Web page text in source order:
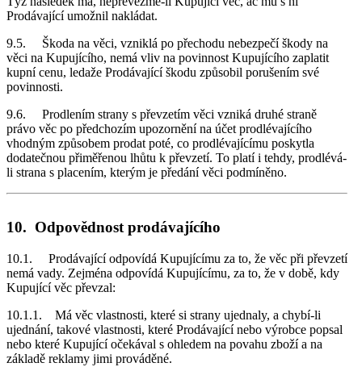
Prodávající umožnil nakládat.
9.5. Škoda na věci, vzniklá po přechodu nebezpečí škody na
věci na Kupujícího, nemá vliv na povinnost Kupujícího zaplatit
kupní cenu, ledaže Prodávající škodu způsobil porušením své
povinnosti.
9.6. Prodlením strany s převzetím věci vzniká druhé straně
právo věc po předchozím upozornění na účet prodlévajícího
vhodným způsobem prodat poté, co prodlévajícímu poskytla
dodatečnou přiměřenou lhůtu k převzetí. To platí i tehdy, prodlévá-
li strana s placením, kterým je předání věci podmíněno.
10. Odpovědnost prodávajícího
10.1. Prodávající odpovídá Kupujícímu za to, že věc při převzetí
nemá vady. Zejména odpovídá Kupujícímu, za to, že v době, kdy
Kupující věc převzal:
10.1.1. Má věc vlastnosti, které si strany ujednaly, a chybí-li
ujednání, takové vlastnosti, které Prodávající nebo výrobce popsal
nebo které Kupující očekával s ohledem na povahu zboží a na
základě reklamy jimi prováděné.